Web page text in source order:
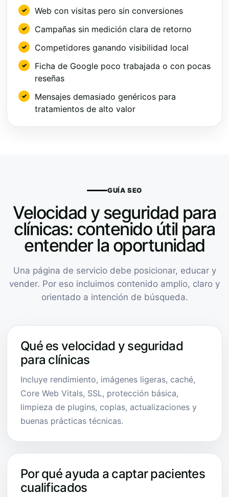
Web con visitas pero sin conversiones
Campañas sin medición clara de retorno
Competidores ganando visibilidad local
Ficha de Google poco trabajada o con pocas
reseñas
Mensajes demasiado genéricos para
tratamientos de alto valor
GUÍA SEO
Velocidad y seguridad para
clínicas: contenido útil para
entender la oportunidad
Una página de servicio debe posicionar, educar y
vender. Por eso incluimos contenido amplio, claro y
orientado a intención de búsqueda.
Qué es velocidad y seguridad
para clínicas
Incluye rendimiento, imágenes ligeras, caché,
Core Web Vitals, SSL, protección básica,
limpieza de plugins, copias, actualizaciones y
buenas prácticas técnicas.
Por qué ayuda a captar pacientes
cualificados